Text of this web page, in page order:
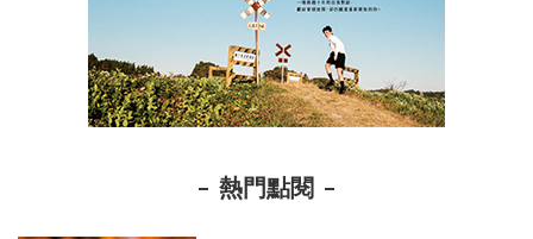
熱門點閱